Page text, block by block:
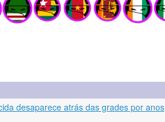
desaparece atrás das grades por anos